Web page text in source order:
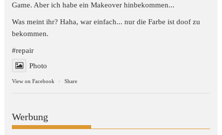
Game. Aber ich habe ein Makeover hinbekommen...
Was meint ihr? Haha, war einfach... nur die Farbe ist doof zu
bekommen.
#repair
Photo
View on Facebook · Share
Werbung